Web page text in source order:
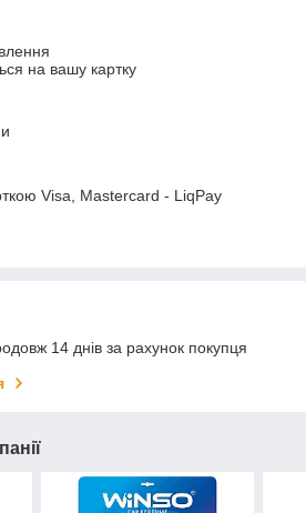
на вашу картку
Visa, Mastercard - LiqPay
14 днів за рахунок покупця